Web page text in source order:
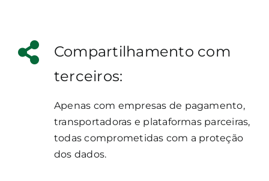
Compartilhamento com
terceiros:
Apenas com empresas de pagamento,
transportadoras e plataformas parceiras,
todas comprometidas com a proteção
dos dados.